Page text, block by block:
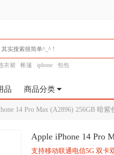
衣裙 帐篷 iphone 包包
品 商品分类
14 Pro Max (A2896) 256GB 暗
Apple iPhone 14 Pro
支持移动联通电信5G 双卡